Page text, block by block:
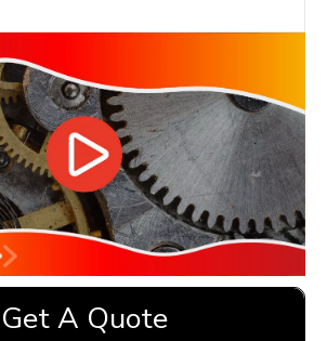
Get A Quote